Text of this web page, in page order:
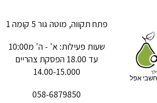
אפל
פתח תקווה, מוטה גור 5 קומה 1
שעות פעילות: א' - ה' מ10:00
עד 18.00 הפסקת צהריים
14.00-15.000
058-6879850